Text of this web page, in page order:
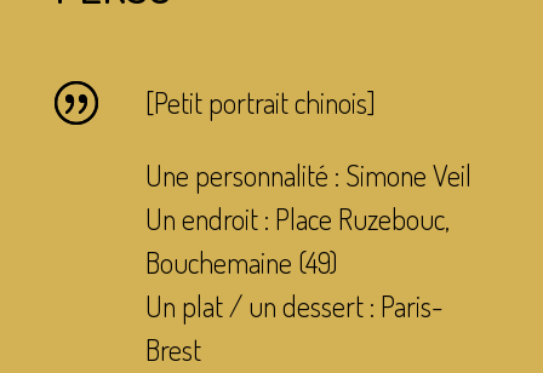
[Petit portrait chinois]
Une personnalité : Simone Veil
Un endroit : Place Ruzebouc,
Bouchemaine (49)
Un plat / un dessert : Paris-
Brest